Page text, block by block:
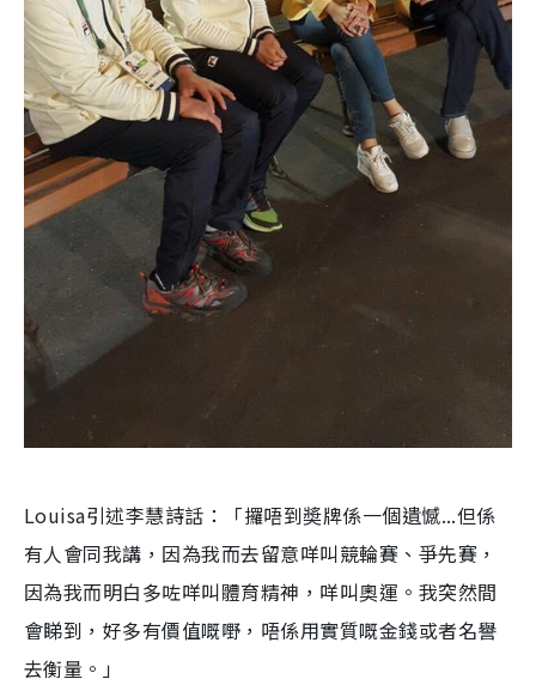
Louisa引述李慧詩話：「攞唔到奬牌係一個遺憾...但係
有人會同我講，因為我而去留意咩叫競輪賽、爭先賽，
因為我而明白多咗咩叫體育精神，咩叫奧運。我突然間
會睇到，好多有價值嘅嘢，唔係用實質嘅金錢或者名譽
去衡量。」